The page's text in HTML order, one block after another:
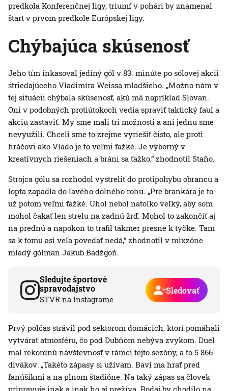
predkola Konferenčnej ligy, triumf v pohári by znamenal
štart v prvom predkole Európskej ligy.
Chýbajúca skúsenosť
Jeho tím inkasoval jediný gól v 83. minúte po sólovej akcii
striedajúceho Vladimíra Weissa mladšieho. „Možno nám v
tej situácii chýbala skúsenosť, akú má napríklad Slovan.
Oni v podobných protiútokoch vedia spraviť taktický faul a
akciu zastaviť. My sme mali tri možnosti a ani jednu sme
nevyužili. Chceli sme to zrejme vyriešiť čisto, ale proti
hráčovi ako Vlado je to veľmi ťažké. Je výborný v
kreatívnych riešeniach a bráni sa ťažko,“ zhodnotil Staňo.
Strojca gólu sa rozhodol vystreliť do protipohybu obrancu a
lopta zapadla do ľavého dolného rohu. „Pre brankára je to
už potom veľmi ťažké. Uhol nebol natoľko veľký, aby som
mohol čakať len strelu na zadnú žrď. Mohol to zakončiť aj
na prednú a napokon to trafil takmer presne k tyčke. Tam
sa k tomu asi veľa povedať nedá,“ zhodnotil v mixzóne
mladý gólman Jakub Badžgoň.
Sledujte športové
spravodajstvo
STVR na Instagrame
Sledovať
Prvý polčas strávil pod sektorom domácich, ktorí pomáhali
vytvárať atmosféru, čo pod Dubňom nebýva zvykom. Duel
mal rekordnú návštevnosť v rámci tejto sezóny, a to 5 866
divákov: „Takéto zápasy si užívam. Baví ma hrať pred
fanúšikmi a na plnom štadióne. Na taký zápas sa človek